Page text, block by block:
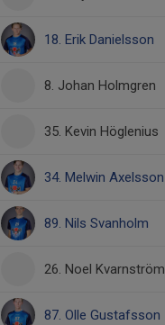
18. Erik Danielsson
8. Johan Holmgren
35. Kevin Höglenius
34. Melwin Axelsson
89. Nils Svanholm
26. Noel Kvarnström
87. Olle Gustafsson